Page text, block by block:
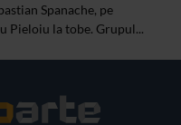
Spanache, pe
Pieloiu la tobe. Grupul...